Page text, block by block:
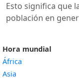
Esto significa que
población en
Hora mundial
África
Asia